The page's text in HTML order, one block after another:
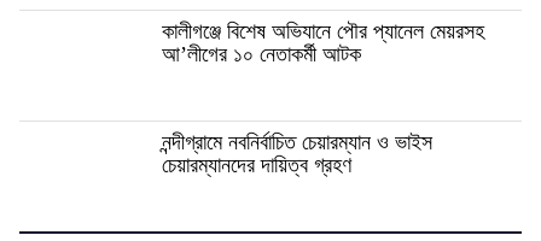
কালীগঞ্জে বিশেষ অভিযানে পৌর প্যানেল মেয়রসহ
আ’লীগের ১০ নেতাকর্মী আটক
নন্দীগ্রামে নবনির্বাচিত চেয়ারম্যান ও ভাইস
চেয়ারম্যানদের দায়িত্ব গ্রহণ